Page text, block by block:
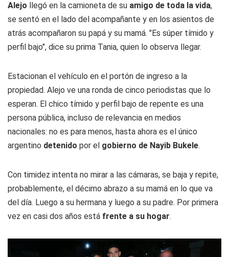
Alejo llegó en la camioneta de su amigo de toda la vida,
se sentó en el lado del acompañante y en los asientos de
atrás acompañaron su papá y su mamá. "Es súper tímido y
perfil bajo", dice su prima Tania, quien lo observa llegar.
Estacionan el vehículo en el portón de ingreso a la
propiedad. Alejo ve una ronda de cinco periodistas que lo
esperan. El chico tímido y perfil bajo de repente es una
persona pública, incluso de relevancia en medios
nacionales: no es para menos, hasta ahora es el único
argentino detenido por el gobierno de Nayib Bukele.
Con timidez intenta no mirar a las cámaras, se baja y repite,
probablemente, el décimo abrazo a su mamá en lo que va
del día. Luego a su hermana y luego a su padre. Por primera
vez en casi dos años está frente a su hogar.